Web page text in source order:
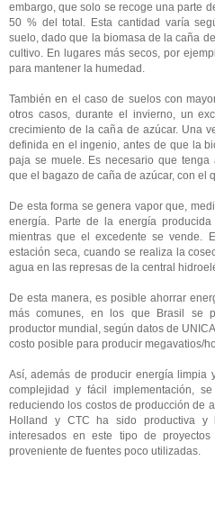
embargo, que solo se recoge una parte
50 % del total. Esta cantidad varía
suelo, dado que la biomasa de la caña
cultivo. En lugares más secos, por
para mantener la humedad.
También en el caso de suelos con
otros casos, durante el invierno, un
crecimiento de la caña de azúcar. Una
definida en el ingenio, antes de que la
paja se muele. Es necesario que tenga
que el bagazo de caña de azúcar, con el
De esta forma se genera vapor que,
energía. Parte de la energía
mientras que el excedente se vende.
estación seca, cuando se realiza la
agua en las represas de la central
De esta manera, es posible ahorrar
más comunes, en los que Brasil se
productor mundial, según datos de
costo posible para producir megavatios/
Así, además de producir energía limpia
complejidad y fácil implementación,
reduciendo los costos de producción de
Holland y CTC ha sido productiva
interesados ​​en este tipo de
proveniente de fuentes poco utilizadas.